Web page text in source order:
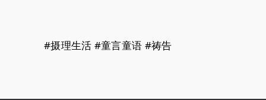
#摄理生活 #童言童语 #祷告